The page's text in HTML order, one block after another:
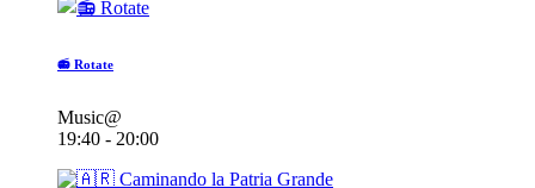
📻 Rotate
Music@
19:40 - 20:00